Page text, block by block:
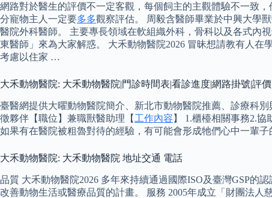
網路對於醫生的評價不一定客觀，每個飼主的主觀體驗不一致
分寵物主人一定要多多觀察評估。 周毅含醫師畢業於中興大學
醫院外科醫師。 主要專長領域在軟組織外科，骨科以及各式內
東醫師」來為大家解惑。 大禾動物醫院2026 冒昧想請教有人
考慮以住家 …
大禾動物醫院: 大禾動物醫院|門診時間表|看診進度|網路掛號|評價
臺醫網提供大曜動物醫院簡介、新北市動物醫院推薦、診療科
徵夥伴【職位】兼職獸醫助理【 工作內容 】 1.櫃檯相關事務2.
如果有在醫院被粗魯對待的經驗，有可能會形成牠們心中一輩子
大禾動物醫院: 大禾動物醫院 地址交通 電話
品質 大禾動物醫院2026 多年來持續通過國際ISO及臺灣GSP的
改善動物生活或醫療品質的計畫。 服務 2005年成立「財團法